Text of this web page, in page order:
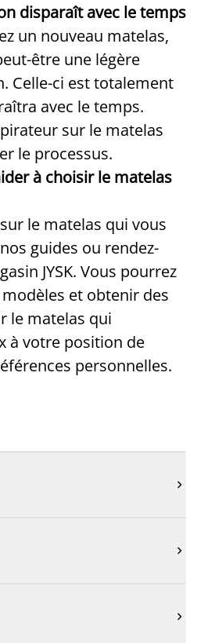
disparaît avec le temps
un nouveau matelas,
être une légère
Celle-ci est totalement
avec le temps.
sur le matelas
le processus.
à choisir le matelas
le matelas qui vous
guides ou rendez-
JYSK. Vous pourrez
et obtenir des
le matelas qui
à votre position de
personnelles.


